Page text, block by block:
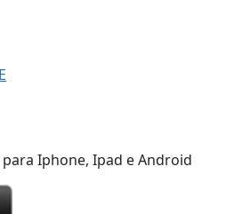
Iphone, Ipad e Android